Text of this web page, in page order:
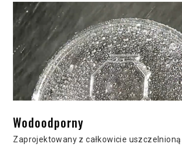
Wodoodporny
Zaprojektowany z całkowicie